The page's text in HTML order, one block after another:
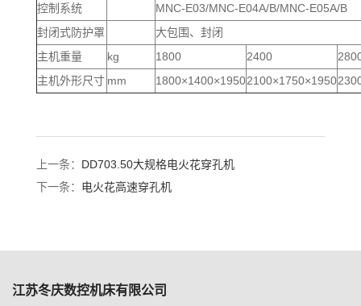
控制系统
MNC-E03/MNC-E04A/B/MNC-E05A/B
封闭式防护罩
大包围、封闭
主机重量
kg 1800 2400
主机外形尺寸 mm 1800×1400×19502100×1750×1950
上一条： DD703.50大规格电火花穿孔机
下一条： 电火花高速穿孔机
江苏冬庆数控机床有限公司